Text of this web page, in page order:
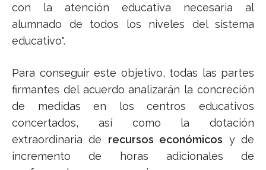
con la atención educativa necesaria al
alumnado de todos los niveles del sistema
educativo".
Para conseguir este objetivo, todas las partes
firmantes del acuerdo analizarán la concreción
de medidas en los centros educativos
concertados, así como la dotación
extraordinaria de recursos económicos y de
incremento de horas adicionales de